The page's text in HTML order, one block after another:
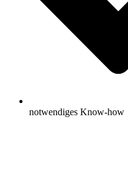
notwendiges Know-how